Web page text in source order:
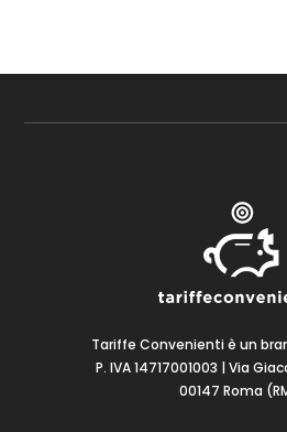
Tariffe Convenienti è un
P. IVA 14717001003 | Via
00147 Roma